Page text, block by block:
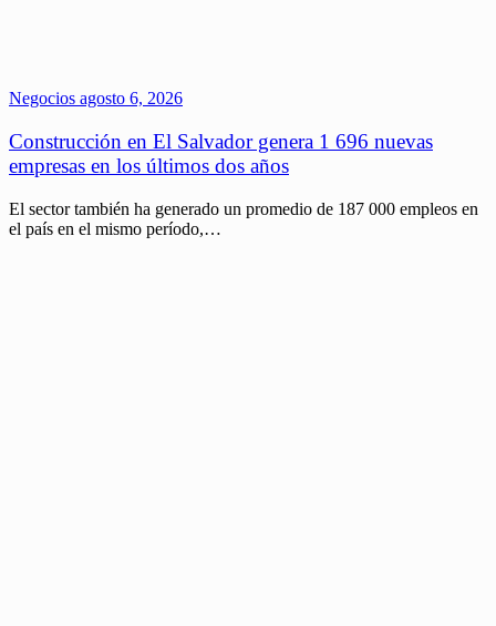
Negocios agosto 6, 2026
Construcción en El Salvador genera 1 696 nuevas
empresas en los últimos dos años
El sector también ha generado un promedio de 187 000 empleos en
el país en el mismo período,…